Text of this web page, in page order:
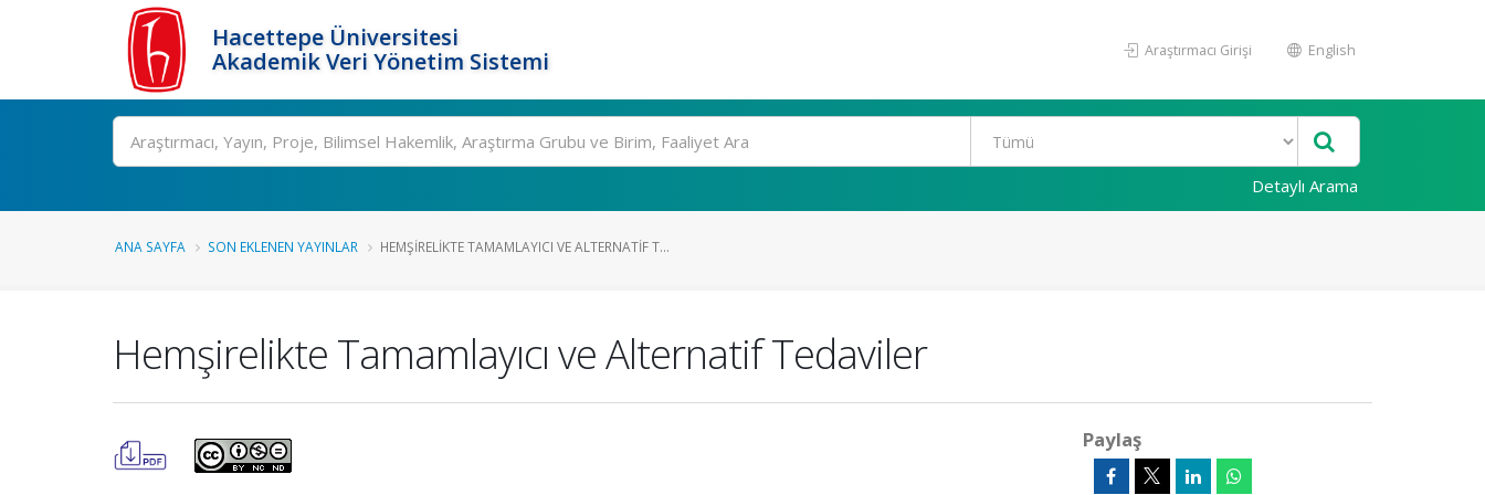
Hacettepe Üniversitesi
Akademik Veri Yönetim Sistemi
Araştırmacı Girişi English
Ara
Detaylı Arama
ANA SAYFA SON EKLENEN YAYINLAR HEMŞIRELIKTE TAMAMLAYICI VE ALTERNATIF T...
Hemşirelikte Tamamlayıcı ve Alternatif Tedaviler
Paylaş